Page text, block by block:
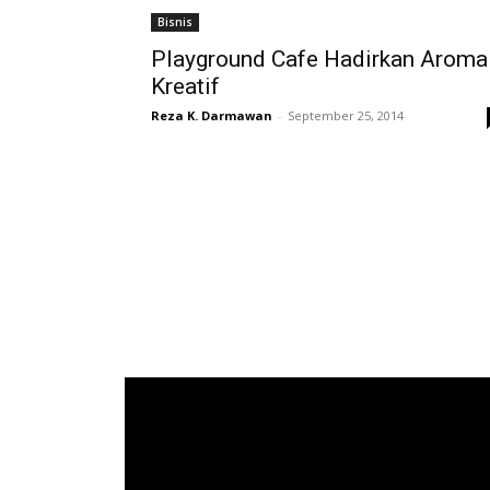
Bisnis
Playground Cafe Hadirkan Aroma
Kreatif
Reza K. Darmawan - September 25, 2014